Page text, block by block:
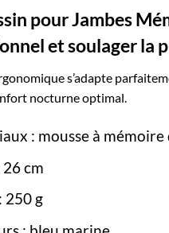
pour Jambes
et soulager la
s’adapte
nocturne optimal.
: mousse à
26 cm
250 g